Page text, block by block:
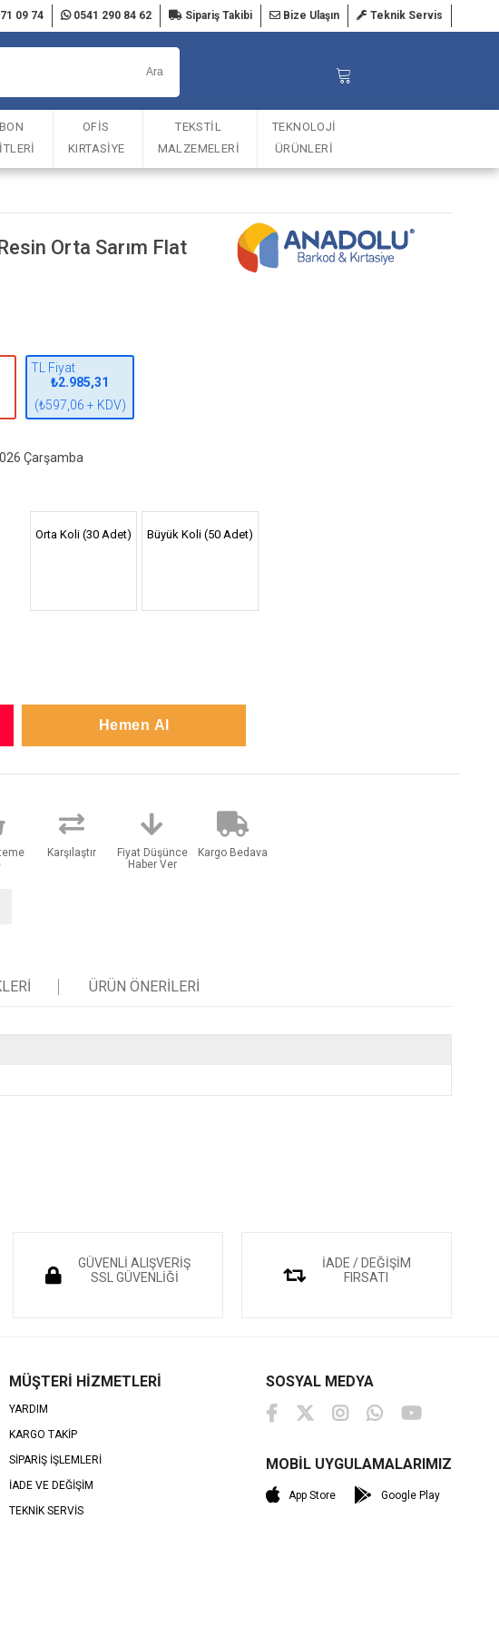
09 74 0541 290 84 62 Sipariş Takibi Bize Ulaşın Teknik Servis
OFİS
KIRTASİYE
TEKSTİL
MALZEMELERİ
TEKNOLOJİ
ÜRÜNLERİ
Orta Sarım Flat
TL Fiyat
₺2.985,31
(₺597,06 + KDV)
Çarşamba
Orta Koli (30 Adet) Büyük Koli (50 Adet)
Karşılaştır
Fiyat Düşünce
Haber Ver
Kargo Bedava
ÜRÜN ÖNERILERI
GÜVENLİ ALIŞVERİŞ
SSL GÜVENLİĞİ
İADE / DEĞİŞİM
FIRSATI
MÜŞTERİ HİZMETLERİ
YARDIM
KARGO TAKİP
SİPARİŞ İŞLEMLERİ
İADE VE DEĞİŞİM
TEKNİK SERVİS
SOSYAL MEDYA
MOBİL UYGULAMALARIMIZ
App Store Google Play